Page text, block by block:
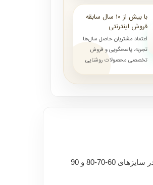
با بیش از ۱۰ سال سابقه
فروش اینترنتی
اعتماد مشتریان حاصل سال‌ها
تجربه، پاسخگویی و فروش
تخصصی محصولات روشنایی
از مدل های بسیار زیبا و تولید شده در لوستر سنتر است که در تصویر بالا سایز 1 متر این محصول مشاهده میشود و علاوه بر آن در سایزهای 60-70-80 و 90